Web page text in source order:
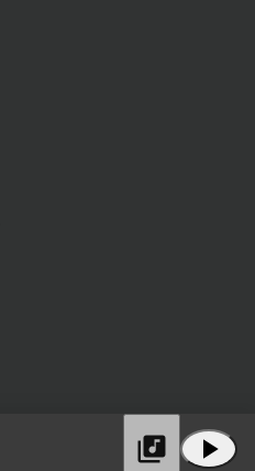
play_arrow
library_music